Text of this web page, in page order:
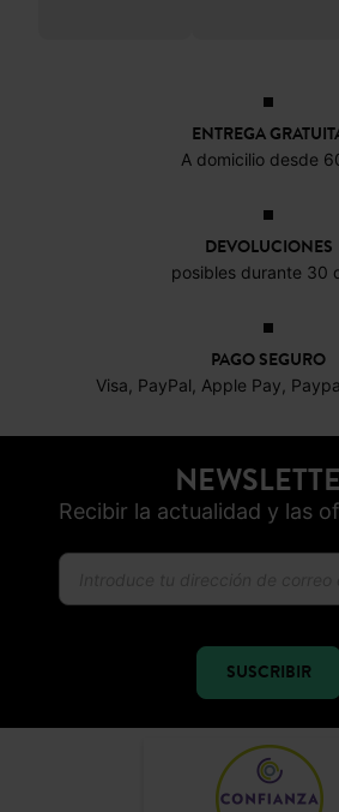
ENTREGA
A domicilio desde
DEVOLUCIONES
posibles durante 30
PAGO SEGURO
Visa, PayPal, Apple Pay,
Recibir la actualidad y las
SUSCRIBIR